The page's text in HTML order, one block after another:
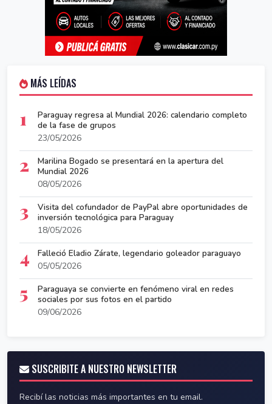
MÁS LEÍDAS
1
Paraguay regresa al Mundial 2026: calendario completo
de la fase de grupos
23/05/2026
2
Marilina Bogado se presentará en la apertura del
Mundial 2026
08/05/2026
3
Visita del cofundador de PayPal abre oportunidades de
inversión tecnológica para Paraguay
18/05/2026
4
Falleció Eladio Zárate, legendario goleador paraguayo
05/05/2026
5
Paraguaya se convierte en fenómeno viral en redes
sociales por sus fotos en el partido
09/06/2026
SUSCRIBITE A NUESTRO NEWSLETTER
Recibí las noticias más importantes en tu email.